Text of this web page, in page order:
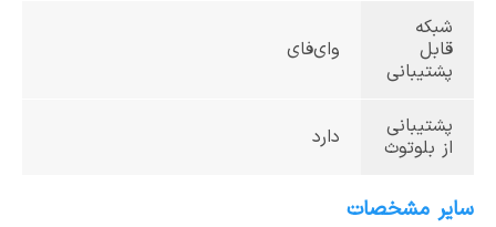
شبکه
قابل
پشتیبانی
وای‌فای
پشتیبانی
از بلوتوث
دارد
سایر مشخصات